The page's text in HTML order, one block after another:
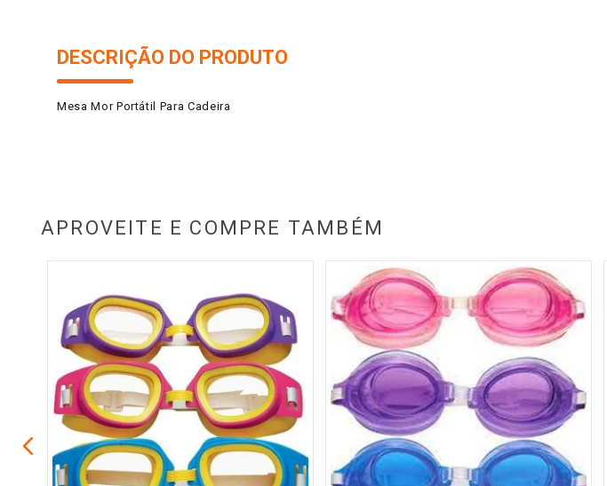
DESCRIÇÃO DO PRODUTO
Mesa Mor Portátil Para Cadeira
APROVEITE E COMPRE TAMBÉM